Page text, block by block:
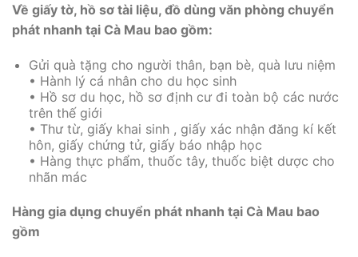
Về giấy tờ, hồ sơ tài liệu, đồ dùng văn phòng chuyển
phát nhanh tại Cà Mau bao gồm:
Gửi quà tặng cho người thân, bạn bè, quà lưu niệm
• Hành lý cá nhân cho du học sinh
• Hồ sơ du học, hồ sơ định cư đi toàn bộ các nước
trên thế giới
• Thư từ, giấy khai sinh , giấy xác nhận đăng kí kết
hôn, giấy chứng tử, giấy báo nhập học
• Hàng thực phẩm, thuốc tây, thuốc biệt dược cho
nhãn mác
Hàng gia dụng chuyển phát nhanh tại Cà Mau bao
gồm